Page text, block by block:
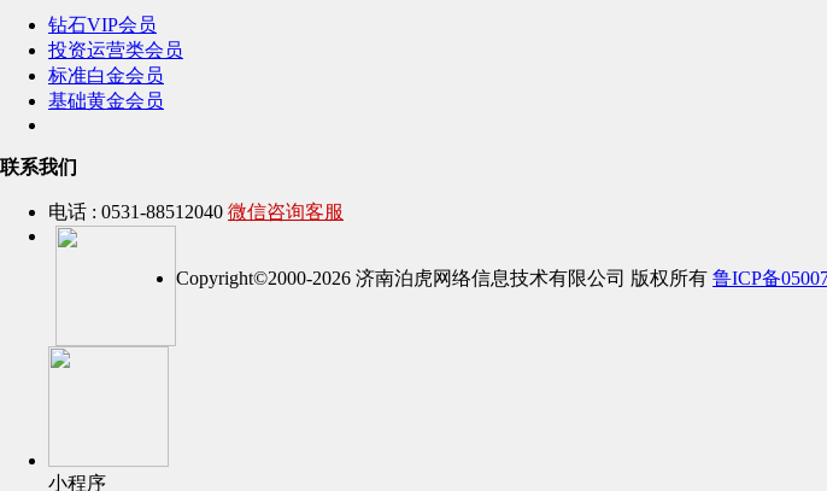
钻石VIP会员
投资运营类会员
标准白金会员
基础黄金会员
联系我们
电话 : 0531-88512040 微信咨询客服
Copyright©2000-2026 济南泊虎网络信息技术有限公司 版权所有 鲁ICP备
小程序